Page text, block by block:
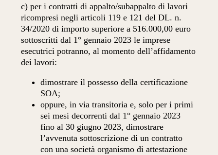
c) per i contratti di appalto/subappalto di lavori
ricompresi negli articoli 119 e 121 del DL. n.
34/2020 di importo superiore a 516.000,00 euro
sottoscritti dal 1° gennaio 2023 le imprese
esecutrici potranno, al momento dell’affidamento
dei lavori:
dimostrare il possesso della certificazione
SOA;
oppure, in via transitoria e, solo per i primi
sei mesi decorrenti dal 1° gennaio 2023
fino al 30 giugno 2023, dimostrare
l’avvenuta sottoscrizione di un contratto
con una società organismo di attestazione